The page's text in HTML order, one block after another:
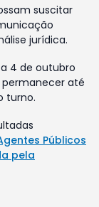
suscitar
jurídica.
4 de outubro
permanecer até
turno.
Públicos
pela